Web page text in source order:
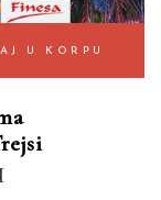
U KORPU